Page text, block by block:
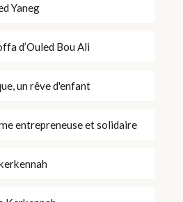
Yaneg
d’Ouled Bou Ali
un rêve d'enfant
entrepreneuse et solidaire